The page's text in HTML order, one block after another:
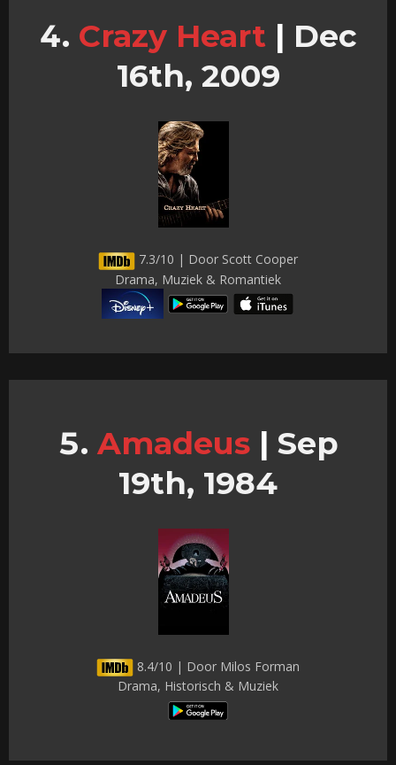
Crazy Heart | Dec
16th, 2009
7.3/10 | Door Scott Cooper
Drama, Muziek & Romantiek
Amadeus | Sep
19th, 1984
8.4/10 | Door Milos Forman
Drama, Historisch & Muziek